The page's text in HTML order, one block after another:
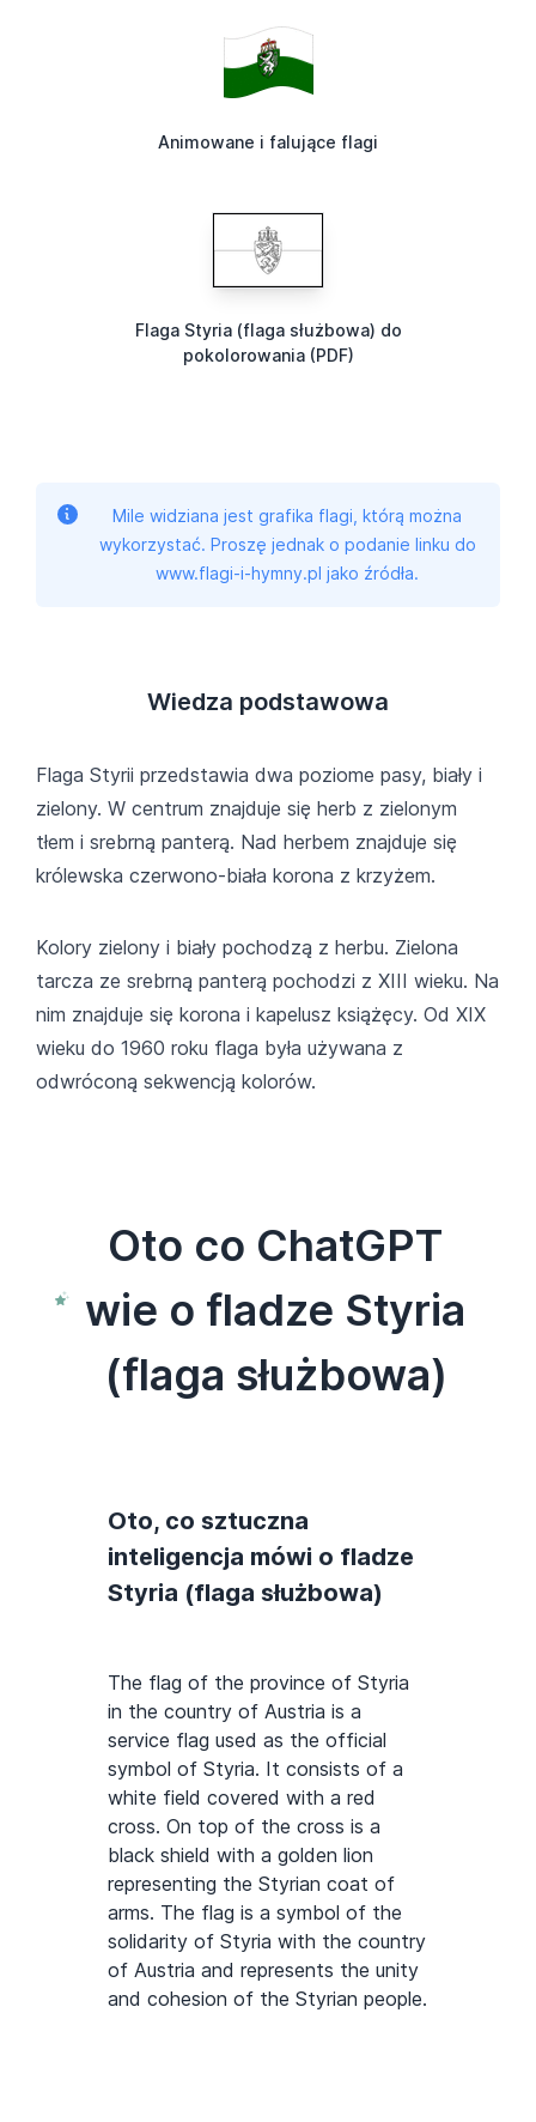
Animowane i falujące flagi
Flaga Styria (flaga służbowa) do
pokolorowania (PDF)
Mile widziana jest grafika flagi, którą można
wykorzystać. Proszę jednak o podanie linku do
www.flagi-i-hymny.pl jako źródła.
Wiedza podstawowa
Flaga Styrii przedstawia dwa poziome pasy, biały i
zielony. W centrum znajduje się herb z zielonym
tłem i srebrną panterą. Nad herbem znajduje się
królewska czerwono-biała korona z krzyżem.
Kolory zielony i biały pochodzą z herbu. Zielona
tarcza ze srebrną panterą pochodzi z XIII wieku. Na
nim znajduje się korona i kapelusz książęcy. Od XIX
wieku do 1960 roku flaga była używana z
odwróconą sekwencją kolorów.
Oto co ChatGPT
wie o fladze Styria
(flaga służbowa)
Oto, co sztuczna
inteligencja mówi o fladze
Styria (flaga służbowa)
The flag of the province of Styria
in the country of Austria is a
service flag used as the official
symbol of Styria. It consists of a
white field covered with a red
cross. On top of the cross is a
black shield with a golden lion
representing the Styrian coat of
arms. The flag is a symbol of the
solidarity of Styria with the country
of Austria and represents the unity
and cohesion of the Styrian people.